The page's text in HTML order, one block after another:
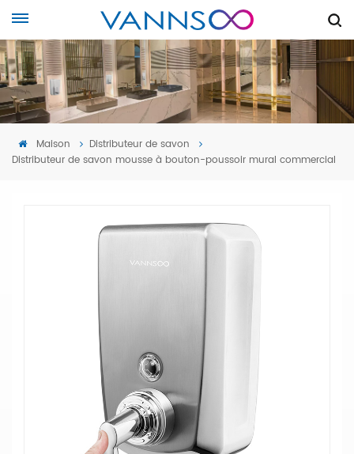
Maison
Distributeur de savon
Distributeur de savon mousse à bouton-poussoir mural commercial